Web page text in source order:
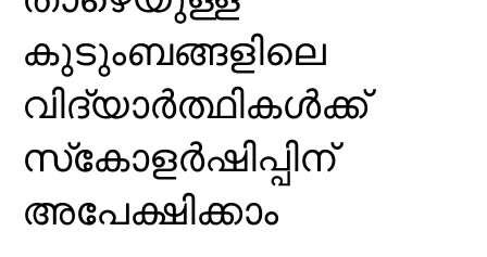
കുടുംബങ്ങളിലെ
വിദ്യാർത്ഥികൾക്ക്
സ്‌കോളർഷിപ്പിന്
അപേക്ഷിക്കാം